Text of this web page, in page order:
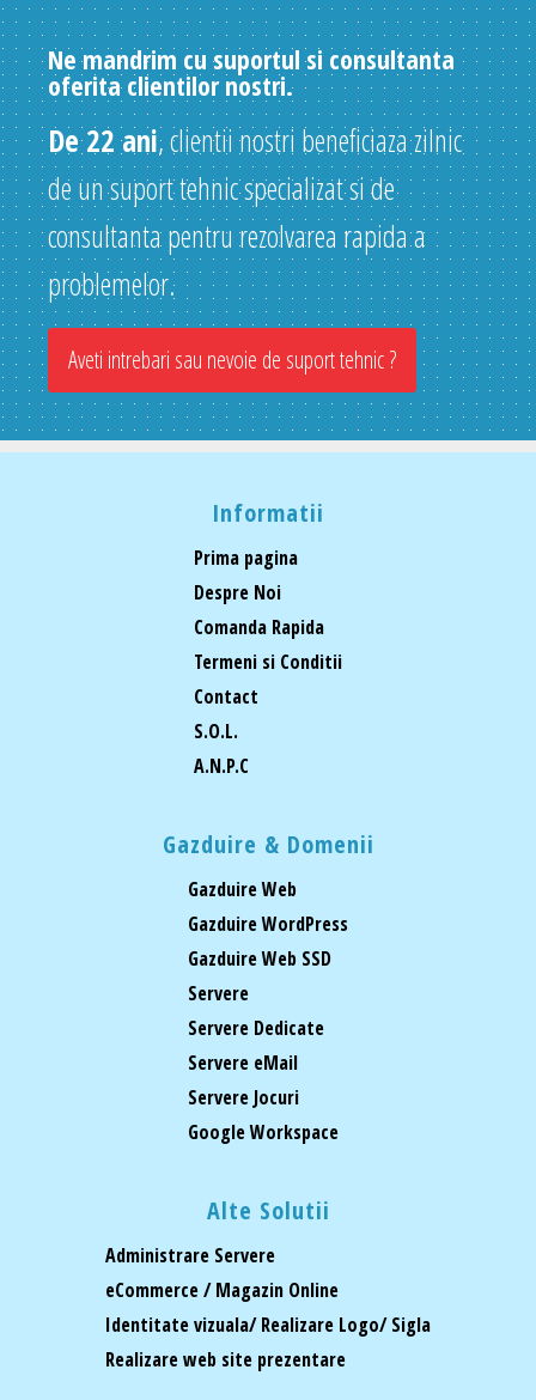
Ne mandrim cu suportul si consultanta
oferita clientilor nostri.
De 22 ani, clientii nostri beneficiaza zilnic
de un suport tehnic specializat si de
consultanta pentru rezolvarea rapida a
problemelor.
Aveti intrebari sau nevoie de suport tehnic ?
Informatii
Prima pagina
Despre Noi
Comanda Rapida
Termeni si Conditii
Contact
S.O.L.
A.N.P.C
Gazduire & Domenii
Gazduire Web
Gazduire WordPress
Gazduire Web SSD
Servere
Servere Dedicate
Servere eMail
Servere Jocuri
Google Workspace
Alte Solutii
Administrare Servere
eCommerce / Magazin Online
Identitate vizuala/ Realizare Logo/ Sigla
Realizare web site prezentare